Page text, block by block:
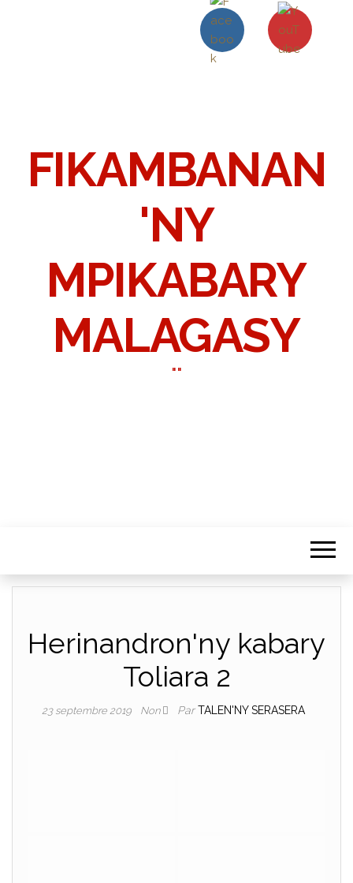
FIKAMBANAN
'NY
MPIKABARY
MALAGASY
""
Herinandron'ny kabary
Toliara 2
23 septembre 2019 Non ParTALEN'NY SERASERA